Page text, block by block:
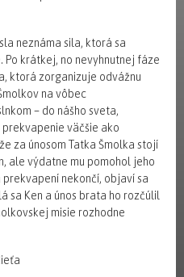
neznáma sila, ktorá sa
krátkej, no nevyhnutnej fáze
ktorá zorganizuje odvážnu
na vôbec
– do nášho sveta,
prekvapenie väčšie ako
za únosom Tatka Šmolka stojí
ale výdatne mu pomohol jeho
nekončí, objaví sa
sa Ken a únos brata ho rozčúlil
misie rozhodne